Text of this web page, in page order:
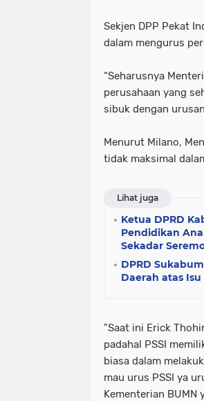
Sekjen DPP Pekat
dalam mengurus
“Seharusnya
perusahaan yang
sibuk dengan
Menurut Milano,
tidak maksimal
Lihat juga
Ketua DPRD
Pendidikan
Sekadar
DPRD
Daerah atas
"Saat ini Erick
padahal PSSI
biasa dalam
mau urus PSSI ya
Kementerian